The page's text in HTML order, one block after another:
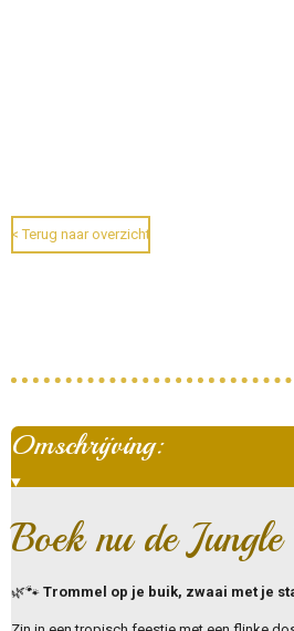
< Terug naar overzicht
Omschrijving:
Boek nu de
🌿🐾 Trommel op je buik, zwaai met je